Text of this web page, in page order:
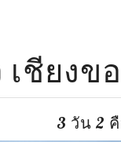
เชียงข
3 วัน 2